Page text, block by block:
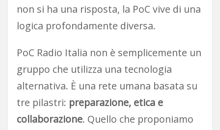
non si ha una risposta, la PoC vive di una
logica profondamente diversa.
PoC Radio Italia non è semplicemente un
gruppo che utilizza una tecnologia
alternativa. È una rete umana basata su
tre pilastri: preparazione, etica e
collaborazione. Quello che proponiamo